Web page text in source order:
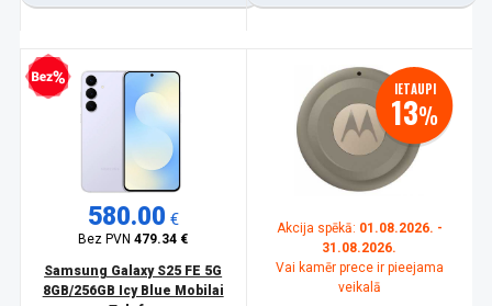
kredīts
580.00 €
Bez PVN479.34 €
Samsung Galaxy S25 FE 5G
8GB/256GB Icy Blue Mobilai
IETAUPI
13%
Akcija spēkā: 01.08.2026. -
31.08.2026.
Vai kamēr prece ir pieejama
veikalā